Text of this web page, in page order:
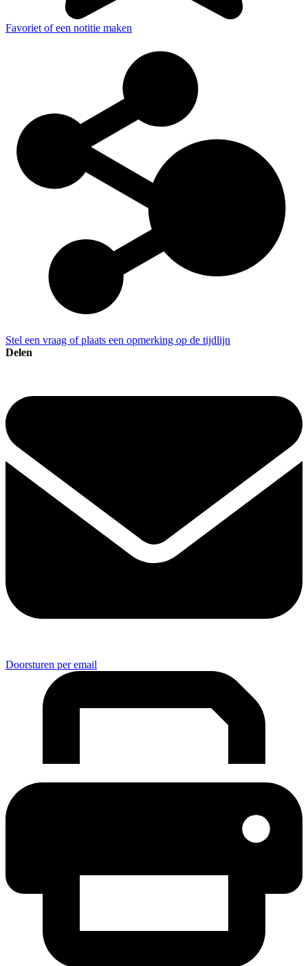
Favoriet of een notitie maken
Stel een vraag of plaats een opmerking op de tijdlijn
Delen
Doorsturen per email